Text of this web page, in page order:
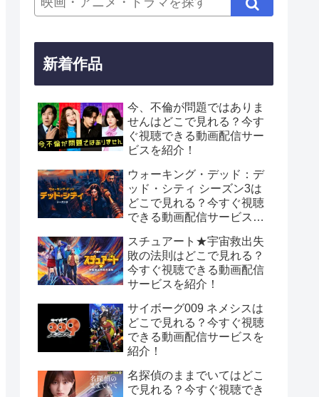
新着作品
今、不倫が問題ではありま
せんはどこで見れる？今す
ぐ視聴できる動画配信サー
ビスを紹介！
ウォーキング・デッド：デ
ッド・シティ シーズン3は
どこで見れる？今すぐ視聴
できる動画配信サービスを
スチュアート★宇宙救出失
敗の法則はどこで見れる？
今すぐ視聴できる動画配信
サービスを紹介！
サイボーグ009 ネメシスは
どこで見れる？今すぐ視聴
できる動画配信サービスを
紹介！
名探偵のままでいてはどこ
で見れる？今すぐ視聴でき